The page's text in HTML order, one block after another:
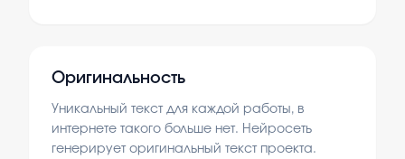
Оригинальность
Уникальный текст для каждой работы, в
интернете такого больше нет. Нейросеть
генерирует оригинальный текст проекта.